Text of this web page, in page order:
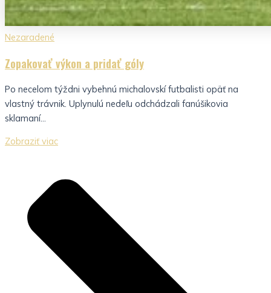
Nezaradené
Zopakovať výkon a pridať góly
Po necelom týždni vybehnú michalovskí futbalisti opäť na
vlastný trávnik. Uplynulú nedeľu odchádzali fanúšikovia
sklamaní...
Zobraziť viac